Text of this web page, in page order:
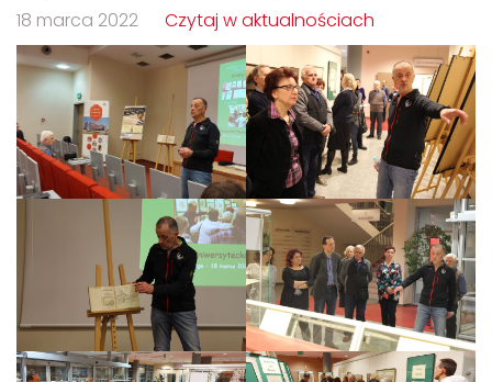
18 marca 2022 Czytaj w aktualnościach